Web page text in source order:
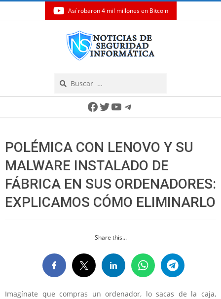
Así robaron 4 mil millones en Bitcoin
Facebook
Twitter
YouTube
Telegram
POLÉMICA CON LENOVO Y SU
MALWARE INSTALADO DE
FÁBRICA EN SUS ORDENADORES:
EXPLICAMOS CÓMO ELIMINARLO
Share this...
Imagínate que compras un ordenador, lo sacas de la caja,